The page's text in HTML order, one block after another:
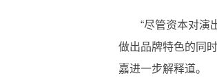
“尽管资本对演
做出品牌特色的同
嘉进一步解释道。